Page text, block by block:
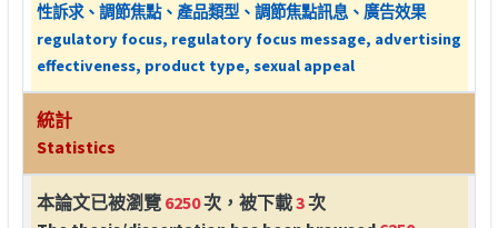
性訴求、調節焦點、產品類型、調節焦點訊息、廣告效果
regulatory focus, regulatory focus message, advertising
effectiveness, product type, sexual appeal
統計
Statistics
本論文已被瀏覽 6250次，被下載3次